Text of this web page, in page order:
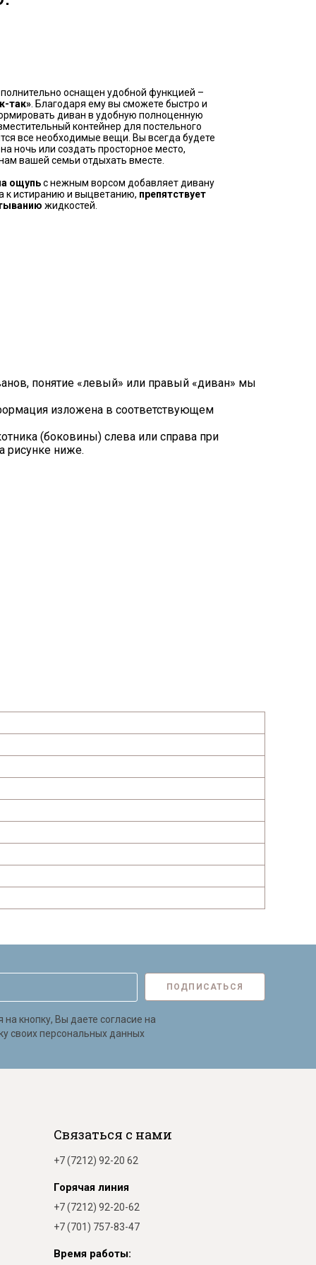
оснащен удобной функцией –
так» . Благодаря ему вы сможете быстро и
диван в удобную полноценную
контейнер для постельного
все необходимые вещи. Вы всегда будете
ночь или создать просторное место,
вашей семьи отдыхать вместе.
ощупьс нежным ворсом добавляет дивану
к истиранию и выцветанию, препятствует
жидкостей.
понятие «левый» или правый «диван» мы
изложена в соответствующем
(боковины) слева или справа при
рисунке ниже.
ПОДПИСАТЬСЯ
кнопку, Вы даете согласие на
своих персональных данных
Связаться с нами
+7 (7212) 92-20 62
Горячая линия
+7 (7212) 92-20-62
+7 (701) 757-83-47
Время работы: